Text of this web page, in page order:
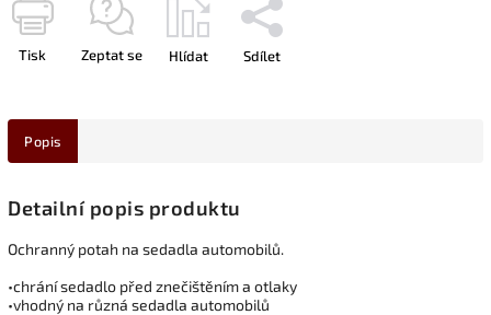
Tisk Zeptat se Hlídat Sdílet
Popis
Detailní popis produktu
Ochranný potah na sedadla automobilů.
•chrání sedadlo před znečištěním a otlaky
•vhodný na různá sedadla automobilů